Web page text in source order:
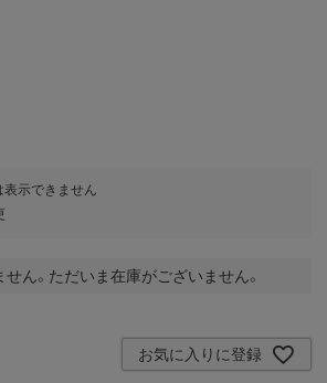
示できません
ん。ただいま在庫がございません。
お気に入りに登録